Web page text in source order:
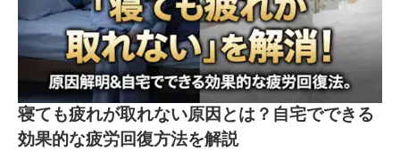
寝ても疲れが取れない原因とは？自宅でできる
効果的な疲労回復方法を解説